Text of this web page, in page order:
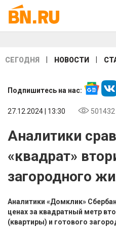
СЕГОДНЯ НОВОСТИ
Подпишитесь на нас:
27.12.2024 | 13:30 501432
Аналитики
«квадрат»
загородного
Аналитики «Домклик»
ценах за квадратный метр
(квартиры) и готового